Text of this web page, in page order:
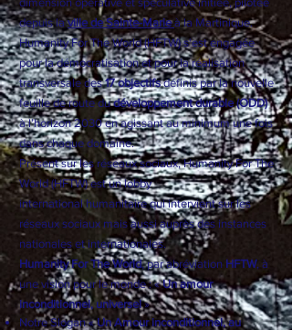
depuis laville de Sainte-Marieà la Martinique.
Humanity For The World (HFTW) s'est engagée
pour la démocratisation et pour la réalisation
transversale des17 objectifsdéfinis par la nouvelle
feuille de route dudéveloppement durable (ODD)
à l’horizon 2030 en agissant au minimum une fois
dans chaque domaine.
Présent sur les réseaux sociaux, Humanity For The
World (HFTW) est unlobby
international humanitaire qui intervient sur les
réseaux sociaux mais aussi auprès des instances
nationales et internationales.
Humanity For The World, par abréviation HFTW, à
une vision pour le monde : «Un amour
inconditionnel, universel»
Notre Slogan «Un Amour inconditionnel, au